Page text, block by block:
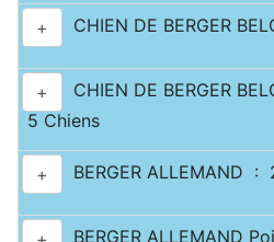
+ CHIEN DE BERGER
+
CHIEN DE BERGER
5 Chiens
+ BERGER ALLEMAND :
BERGER ALLEMAND